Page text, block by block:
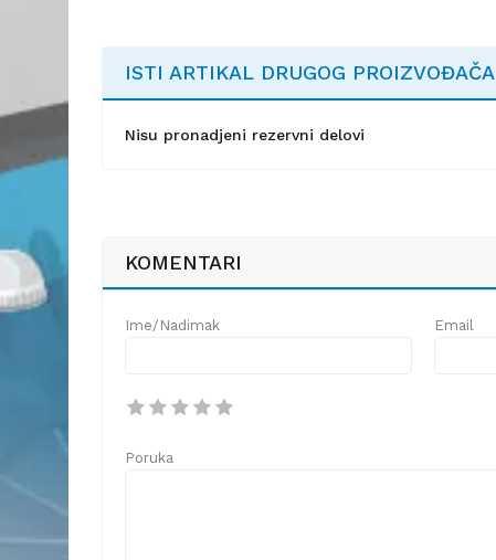
ISTI ARTIKAL DRUGOG PROIZVOĐAČA
Nisu pronadjeni rezervni delovi
KOMENTARI
Ime/Nadimak Email
Poruka